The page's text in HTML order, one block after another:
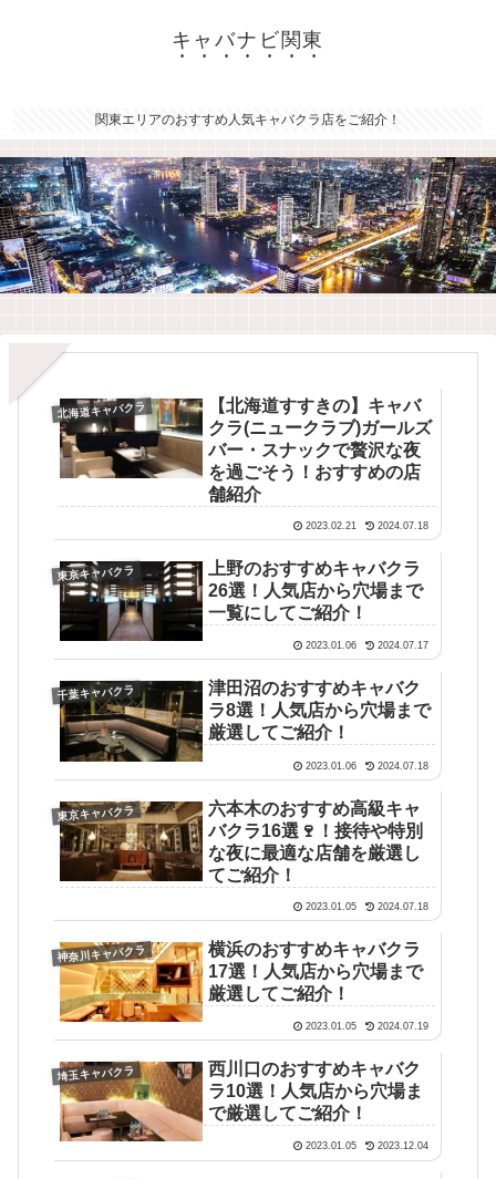
キャバナビ関東
関東エリアのおすすめ人気キャバクラ店をご紹介！
北海道キャバクラ
【北海道すすきの】キャバ
クラ(ニュークラブ)ガールズ
バー・スナックで贅沢な夜
を過ごそう！おすすめの店
舗紹介
2023.02.21 2024.07.18
東京キャバクラ
上野のおすすめキャバクラ
26選！人気店から穴場まで
一覧にしてご紹介！
2023.01.06 2024.07.17
千葉キャバクラ
津田沼のおすすめキャバク
ラ8選！人気店から穴場まで
厳選してご紹介！
2023.01.06 2024.07.18
東京キャバクラ
六本木のおすすめ高級キャ
バクラ16選🍷！接待や特別
な夜に最適な店舗を厳選し
てご紹介！
2023.01.05 2024.07.18
神奈川キャバクラ
横浜のおすすめキャバクラ
17選！人気店から穴場まで
厳選してご紹介！
2023.01.05 2024.07.19
埼玉キャバクラ
西川口のおすすめキャバク
ラ10選！人気店から穴場ま
で厳選してご紹介！
2023.01.05 2023.12.04